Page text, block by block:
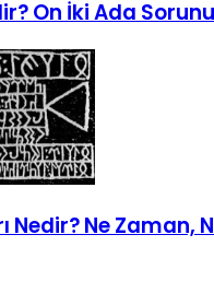
On İki Ada
Nedir? Ne Zaman,